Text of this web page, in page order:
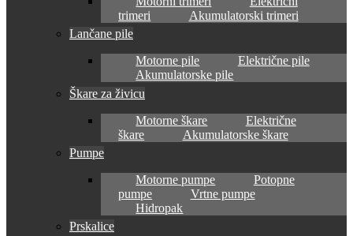
trimeri
Akumulatorski trimeri
Lančane pile
Motorne pile
Električne pile
Akumulatorske pile
Škare za živicu
Motorne škare
Električne
škare
Akumulatorske škare
Pumpe
Motorne pumpe
Potopne
pumpe
Vrtne pumpe
Hidropak
Prskalice